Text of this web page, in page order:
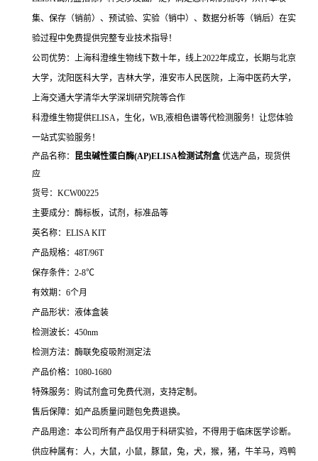
集、保存（销前）、预试验、实验（销中）、数据分析等（销后）在实
验过程中免费提供完整专业技术指导！
公司优势：上海科澄维生物线下数十年，线上2022年成立，长期与北京
大学，沈阳医科大学，吉林大学，淮安市人民医院，上海中医药大学，
上海交通大学清华大学深圳研究院等合作
科澄维生物提供ELISA，生化，WB,液相色谱等代检测服务！让您体验
一站式实验服务！
产品名称： 昆虫碱性蛋白酶(AP)ELISA检测试剂盒优选产品，现货供
应
货号：KCW00225
主要成分：酶标板，试剂，标准品等
英名称：ELISA KIT
产品规格：48T/96T
保存条件：2-8℃
有效期：6个月
产品形状：液体盒装
检测波长：450nm
检测方法：酶联免疫吸附测定法
产品价格：1080-1680
特殊服务：购试剂盒可免费代测，支持定制。
售后保障：如产品质量问题包免费退换。
产品用途：本公司所有产品仅用于科研实验，不得用于临床医学诊断。
供应种属有：人，大鼠，小鼠，豚鼠，兔，犬，猴，猪，牛羊马，鸡鸭